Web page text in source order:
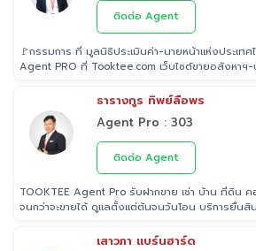
ติดต่อ Agent
🚩กรรมการ ที่ มูลนิธิประเมินค่า-นายหน้าแห่งประเทศไทย 🚩 Coach
Agent PRO ที่ Tooktee.com เว็บไซต์ขายอสังหาฯ
อสังหาริมทรัพย์ไทย 🚩 Property Consultant ที่ Tooktee ขาย-ซื้อ บ้าน
มือสอง อสังหาริมทรัพย์ กรุงเทพและปริมณฑล 🚩 อนุกรรม ที่สมาคมนาย
หน้า อสังหาริมทรัพย์ 🚩 อดีต Sale นายหน้าอสังหาริมทรัพย์ ที่ RE/MAX
และ ERA
ธารางกูร ทิพย์ลือพร
Agent Pro : 303
ติดต่อ Agent
TOOKTEE Agent Pro รับฝากขาย เช่า บ้าน ที่ดิน
จนกว่าจะขายได้ ดูแลตั้งแต่ต้นจนวันโอน บริการยื่นสิ
เสาวภา แบร์นฮาร์ด